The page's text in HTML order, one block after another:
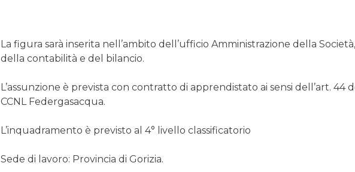
La figura sarà inserita nell’ambito dell’ufficio Amministrazione della
della contabilità e del bilancio.
L’assunzione è prevista con contratto di apprendistato ai sensi dell’art. 44
CCNL Federgasacqua.
L’inquadramento è previsto al 4° livello classificatorio
Sede di lavoro: Provincia di Gorizia.